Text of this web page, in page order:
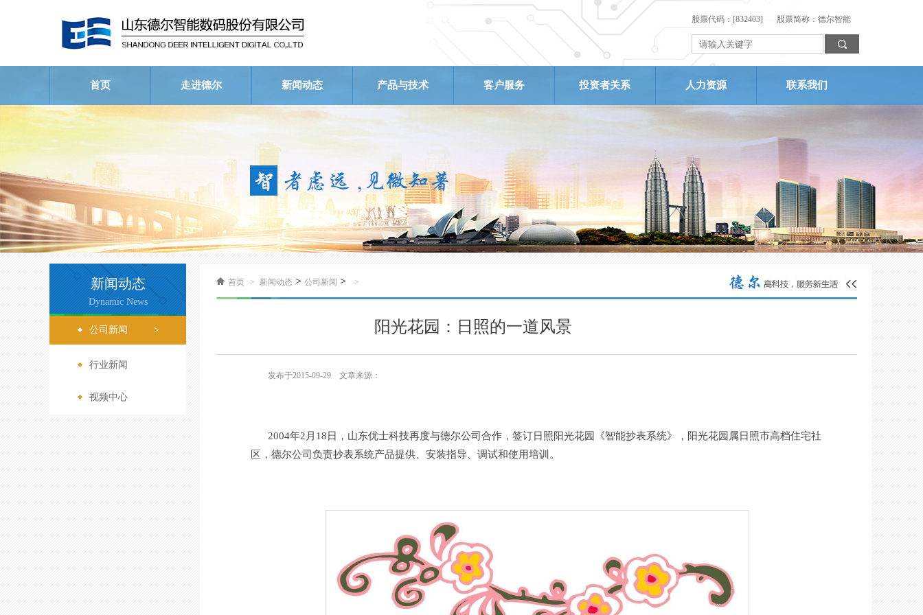
股票代码：[832403] 股票简称：德尔智能
首页 走进德尔
公司简介
荣誉资质
企业文化
新闻动态 产品与技术
典型产品
智慧平台
管网自控
城市应急管理产品
客户服务 投资者关系
投资者服务
人力资源 联系我们
新闻动态
Dynamic News
公司新闻 >
行业新闻
视频中心
首页 > 新闻动态 > 公司新闻 > >
阳光花园：日照的一道风景
发布于2015-09-29 文章来源：
2004年2月18日，山东优士科技再度与德尔公司合作，签订日照阳光花园《智能抄表系统》，阳光花园属日照市高档住宅社
区，德尔公司负责抄表系统产品提供、安装指导、调试和使用培训。